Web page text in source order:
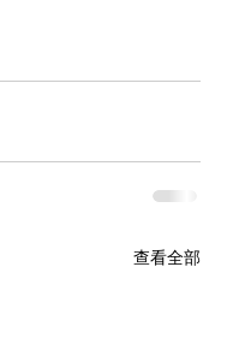
查看全部